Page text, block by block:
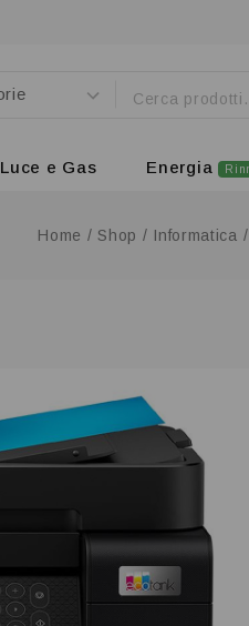
Luce e Gas Energia
Home / Shop / Informatica /